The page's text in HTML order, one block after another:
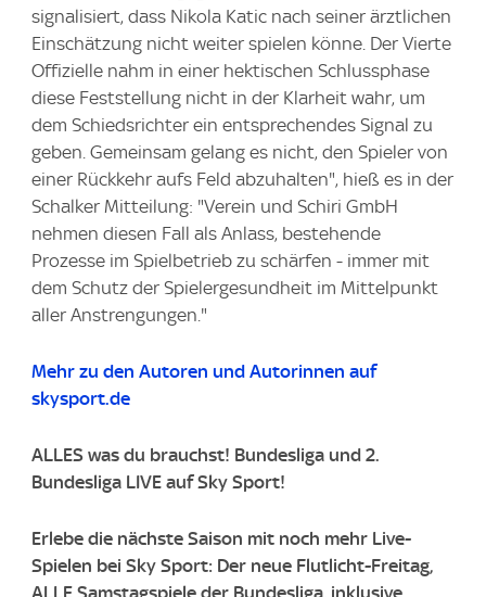
signalisiert, dass Nikola Katic nach seiner ärztlichen
Einschätzung nicht weiter spielen könne. Der Vierte
Offizielle nahm in einer hektischen Schlussphase
diese Feststellung nicht in der Klarheit wahr, um
dem Schiedsrichter ein entsprechendes Signal zu
geben. Gemeinsam gelang es nicht, den Spieler von
einer Rückkehr aufs Feld abzuhalten", hieß es in der
Schalker Mitteilung: "Verein und Schiri GmbH
nehmen diesen Fall als Anlass, bestehende
Prozesse im Spielbetrieb zu schärfen - immer mit
dem Schutz der Spielergesundheit im Mittelpunkt
aller Anstrengungen."
Mehr zu den Autoren und Autorinnen auf
skysport.de
ALLES was du brauchst! Bundesliga und 2.
Bundesliga LIVE auf Sky Sport!
Erlebe die nächste Saison mit noch mehr Live-
Spielen bei Sky Sport: Der neue Flutlicht-Freitag,
ALLE Samstagspiele der Bundesliga, inklusive